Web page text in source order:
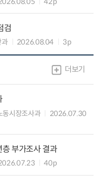
검
2026.08.04 3p
더보기
동시장조사과
2026.07.30
부가조사 결과
40p